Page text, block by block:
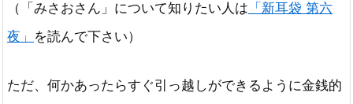
（「みさおさん」について知りたい人は 「新耳袋 第六
夜」
を読んで下さい）
ただ、何かあったらすぐ引っ越しができるように金銭的